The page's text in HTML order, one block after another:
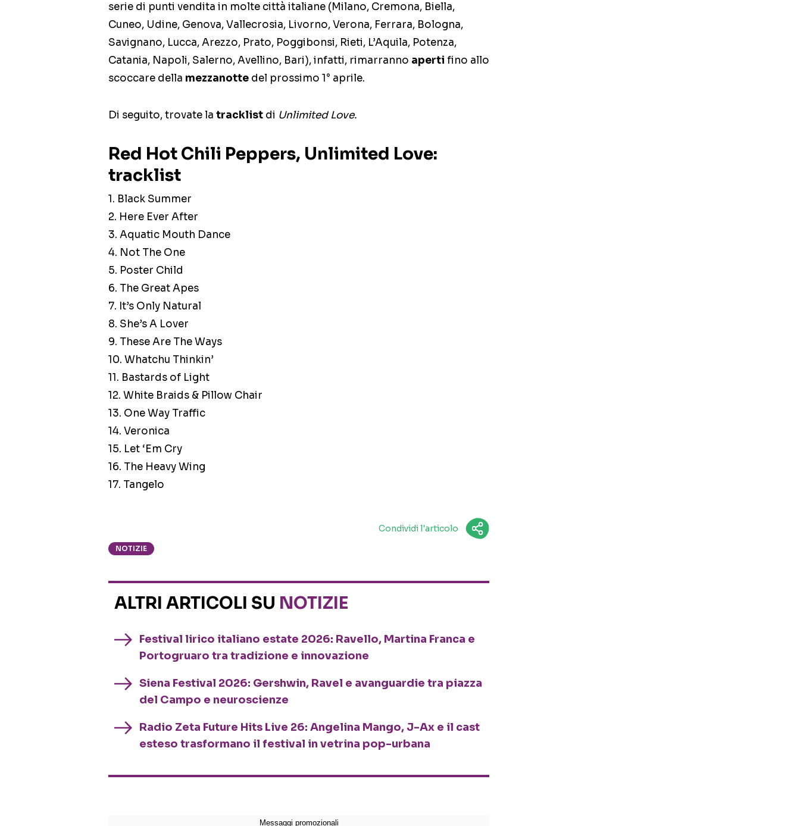
serie di punti vendita in molte città italiane (Milano, Cremona, Biella,
Cuneo, Udine, Genova, Vallecrosia, Livorno, Verona, Ferrara, Bologna,
Savignano, Lucca, Arezzo, Prato, Poggibonsi, Rieti, L’Aquila, Potenza,
Catania, Napoli, Salerno, Avellino, Bari), infatti, rimarranno aperti fino allo
scoccare della mezzanotte del prossimo 1° aprile.
Di seguito, trovate la tracklist di Unlimited Love.
Red Hot Chili Peppers, Unlimited Love:
tracklist
1. Black Summer
2. Here Ever After
3. Aquatic Mouth Dance
4. Not The One
5. Poster Child
6. The Great Apes
7. It’s Only Natural
8. She’s A Lover
9. These Are The Ways
10. Whatchu Thinkin’
11. Bastards of Light
12. White Braids & Pillow Chair
13. One Way Traffic
14. Veronica
15. Let ‘Em Cry
16. The Heavy Wing
17. Tangelo
Condividi l'articolo
NOTIZIE
ALTRI ARTICOLI SU NOTIZIE
Festival lirico italiano estate 2026: Ravello, Martina Franca e
Portogruaro tra tradizione e innovazione
Siena Festival 2026: Gershwin, Ravel e avanguardie tra piazza
del Campo e neuroscienze
Radio Zeta Future Hits Live 26: Angelina Mango, J-Ax e il cast
esteso trasformano il festival in vetrina pop-urbana